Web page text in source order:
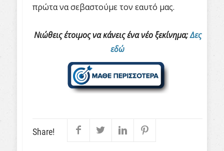
πρώτα να σεβαστούμε τον εαυτό μας.
Νιώθεις έτοιμος να κάνεις ένα νέο ξεκίνημα;Δες
εδώ
Share!